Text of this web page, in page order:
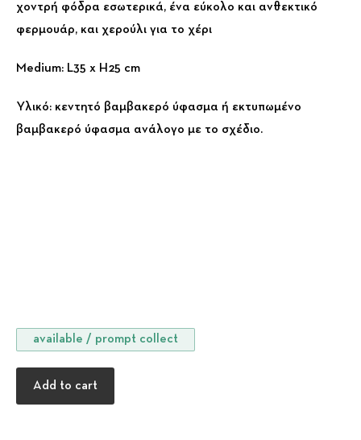
χοντρή φόδρα εσωτερικά, ένα εύκολο και ανθεκτικό
φερμουάρ, και χερούλι για το χέρι
Medium: L35 x H25 cm
Υλικό: κεντητό βαμβακερό ύφασμα ή εκτυπωμένο
βαμβακερό ύφασμα ανάλογο με το σχέδιο.
available / prompt collect
Τσαντάκι Μέλισσες μεσαίο μέγεθος quantity
Add to cart